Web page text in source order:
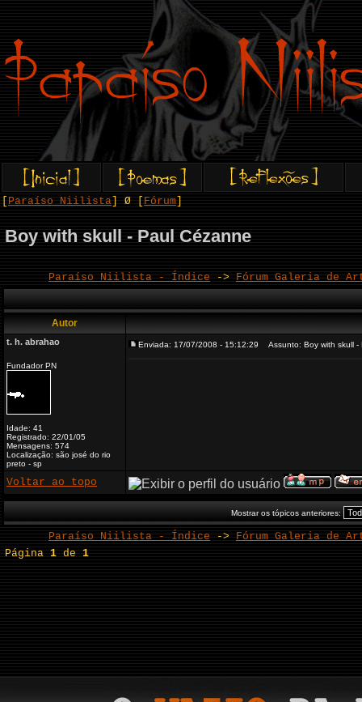
Paraíso Niilista ] Ø [ Fórum
Boy with skull - Paul Cézanne
Paraíso Niilista - Índice -> Fórum Galeria de
Autor
t. h. abrahao
Fundador PN
Idade: 41
Registrado: 22/01/05
Mensagens: 574
Localização: são josé do rio
preto - sp
Enviada: 17/07/2008 - 15:12:29 Assunto: Boy with skull -
Voltar ao topo
Mostrar os tópicos anteriores:
Paraíso Niilista - Índice -> Fórum Galeria de
Página1 de1